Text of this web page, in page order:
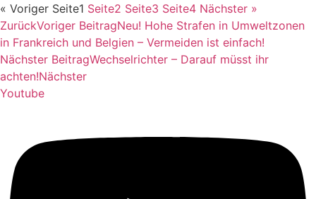
« Voriger Seite1 Seite2 Seite3 Seite4 Nächster »
ZurückVoriger BeitragNeu! Hohe Strafen in Umweltzonen
in Frankreich und Belgien – Vermeiden ist einfach!
Nächster BeitragWechselrichter – Darauf müsst ihr
achten!Nächster
Youtube